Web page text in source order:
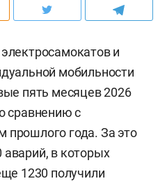
и
мобильности
пять месяцев 2026
сравнению с
прошлого года. За это
в которых
1230 получили